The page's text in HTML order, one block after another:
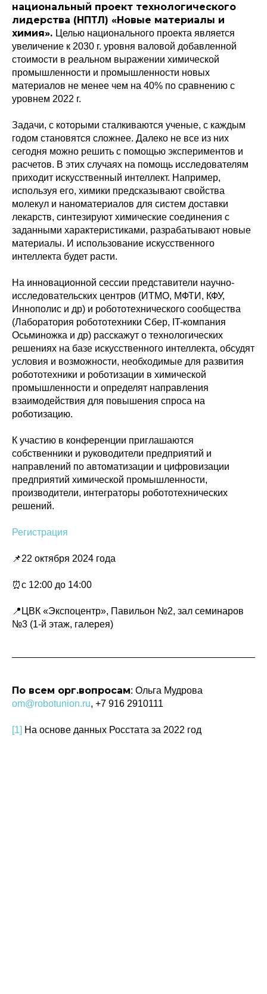
национальный проект технологического
лидерства (НПТЛ) «Новые материалы и
химия». Целью национального проекта является
увеличение к 2030 г. уровня валовой добавленной
стоимости в реальном выражении химической
промышленности и промышленности новых
материалов не менее чем на 40% по сравнению с
уровнем 2022 г.
Задачи, с которыми сталкиваются ученые, с каждым
годом становятся сложнее. Далеко не все из них
сегодня можно решить с помощью экспериментов и
расчетов. В этих случаях на помощь исследователям
приходит искусственный интеллект. Например,
используя его, химики предсказывают свойства
молекул и наноматериалов для систем доставки
лекарств, синтезируют химические соединения с
заданными характеристиками, разрабатывают новые
материалы. И использование искусственного
интеллекта будет расти.
На инновационной сессии представители научно-
исследовательских центров (ИТМО, МФТИ, КФУ,
Иннополис и др) и робототехнического сообщества
(Лаборатория робототехники Сбер, IT-компания
Осьминожка и др) расскажут о технологических
решениях на базе искусственного интеллекта, обсудят
условия и возможности, необходимые для развития
робототехники и роботизации в химической
промышленности и определят направления
взаимодействия для повышения спроса на
роботизацию.
К участию в конференции приглашаются
собственники и руководители предприятий и
направлений по автоматизации и цифровизации
предприятий химической промышленности,
производители, интеграторы робототехнических
решений.
Регистрация
📌22 октября 2024 года
⏰с 12:00 до 14:00
📍ЦВК «Экспоцентр», Павильон №2, зал семинаров
№3 (1-й этаж, галерея)
По всем орг.вопросам: Ольга Мудрова
om@robotunion.ru, +7 916 2910111
[1] На основе данных Росстата за 2022 год
© 2015-2026 НАУРР. Все права защищены. При использовании материалов
ссылка на ROBOTUNION.RU — обязательна
© 2015-2026 НАУРР. Все права защищены.
При использовании материалов ссылка на ROBOTUNION.RU — обязательна